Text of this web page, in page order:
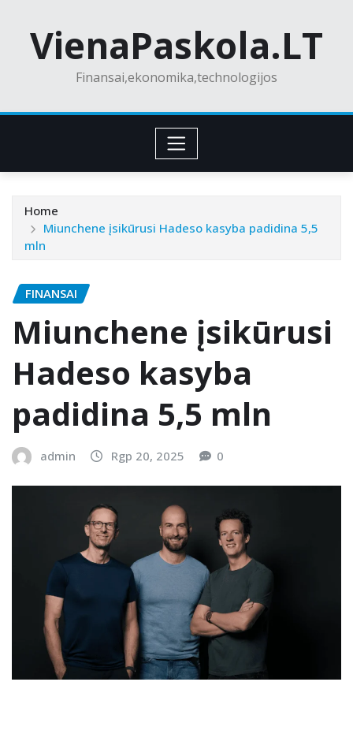
contentVienaPaskola.LT
Finansai,ekonomika,technologijos
Home
Miunchene įsikūrusi Hadeso kasyba padidina 5,5
mln
FINANSAI
Miunchene įsikūrusi
Hadeso kasyba
padidina 5,5 mln
admin Rgp 20, 2025 0